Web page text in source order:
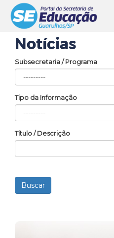
Notícias
Subsecretaria / Programa
Tipo da Informação
Título / Descrição